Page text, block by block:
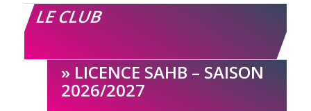
LE CLUB
LICENCE SAHB – SAISON
2026/2027